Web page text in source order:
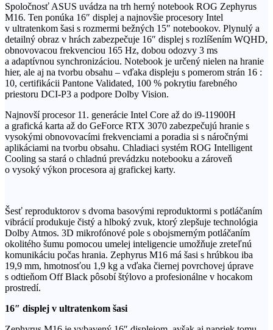
Spoločnosť ASUS uvádza na trh herný notebook ROG Zephyrus
M16. Ten ponúka 16″ displej a najnovšie procesory Intel
v ultratenkom šasi s rozmermi bežných 15″ notebookov. Plynulý a
detailný obraz v hrách zabezpečuje 16″ displej s rozlíšením WQHD,
obnovovacou frekvenciou 165 Hz, dobou odozvy 3 ms
a adaptívnou synchronizáciou. Notebook je určený nielen na hranie
hier, ale aj na tvorbu obsahu – vďaka displeju s pomerom strán 16 :
10, certifikácii Pantone Validated, 100 % pokrytiu farebného
priestoru DCI-P3 a podpore Dolby Vision.
Najnovší procesor 11. generácie Intel Core až do i9-11900H
a grafická karta až do GeForce RTX 3070 zabezpečujú hranie s
vysokými obnovovacími frekvenciami a poradia si s náročnými
aplikáciami na tvorbu obsahu. Chladiaci systém ROG Intelligent
Cooling sa stará o chladnú prevádzku notebooku a zároveň
o vysoký výkon procesora aj grafickej karty.
Šesť reproduktorov s dvoma basovými reproduktormi s potláčaním
vibrácií produkuje čistý a hlboký zvuk, ktorý zlepšuje technológia
Dolby Atmos. 3D mikrofónové pole s obojsmerným potláčaním
okolitého šumu pomocou umelej inteligencie umožňuje zreteľnú
komunikáciu počas hrania. Zephyrus M16 má šasi s hrúbkou iba
19,9 mm, hmotnosťou 1,9 kg a vďaka čiernej povrchovej úprave
s odtieňom Off Black pôsobí štýlovo a profesionálne v hocakom
prostredí.
16″ displej v ultratenkom šasi